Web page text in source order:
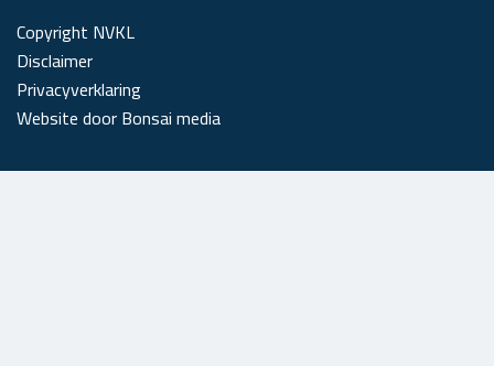
Copyright NVKL
Disclaimer
Privacyverklaring
Website door Bonsai media